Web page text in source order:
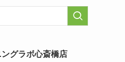
グラボ心斎橋店